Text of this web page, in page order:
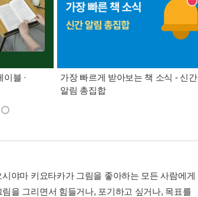
이블 ·
가장 빠르게 받아보는 책 소식 - 신간
알림 총집합
야마 키요타카가 그림을 좋아하는 모든 사람에게
을 그리면서 힘들거나, 포기하고 싶거나, 목표를